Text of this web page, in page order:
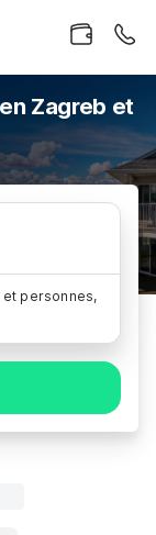
Zagreb et
et personnes,